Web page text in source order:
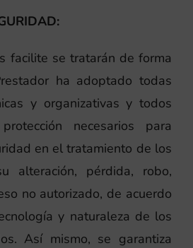
facilite se tratarán de forma
ha adoptado todas
y organizativas y todos
necesarios para
en el tratamiento de los
alteración, pérdida, robo,
no autorizado, de acuerdo
y naturaleza de los
Así mismo, se garantiza